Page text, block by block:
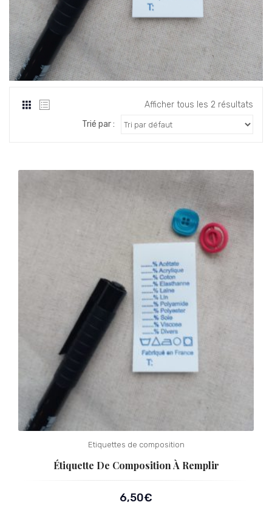
Afficher tous les 2 résultats
Trié par :
Etiquettes de composition
Étiquette De Composition À Remplir
6,50€